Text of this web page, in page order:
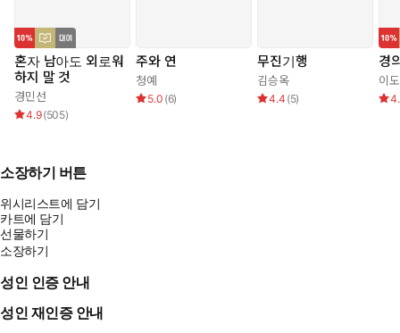
혼자 남아도 외로워
하지 말 것
경민선
4.9(505)
주와 연
청예
5.0 (6)
무진기행
김승옥
4.4 (5)
경
이
소장하기 버튼
위시리스트에 담기
카트에 담기
선물하기
소장하기
성인 인증 안내
성인 재인증 안내